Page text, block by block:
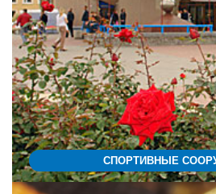
СПОРТИВНЫЕ